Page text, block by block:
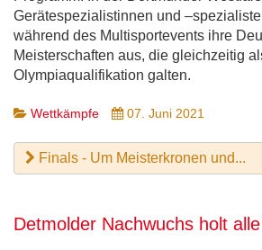
Gerätespezialistinnen und
während des Multisportevents ihre
Meisterschaften aus, die gleichzeitig
Olympiaqualifikation galten.
Wettkämpfe 07. Juni 2021
Finals - Um Meisterkronen und...
Detmolder Nachwuchs holt alle